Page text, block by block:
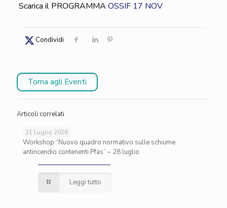
Scarica il PROGRAMMAOSSIF 17 NOV
Condividi
Torna agli Eventi
Articoli correlati
21 Luglio 2026
Workshop “Nuovo quadro normativo sulle schiume
antincendio contenenti Pfas” – 28 luglio
Leggi tutto